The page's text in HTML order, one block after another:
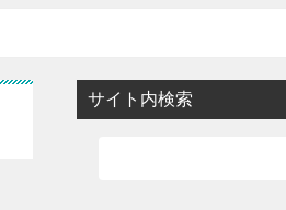
サイト内検索